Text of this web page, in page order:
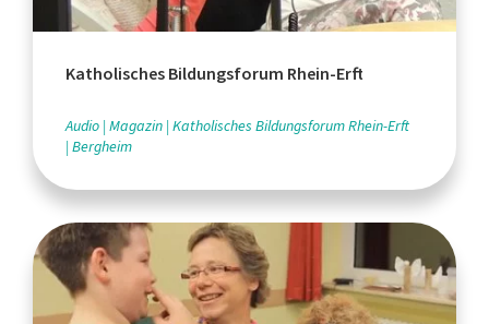
Katholisches Bildungsforum Rhein-Erft
Audio Magazin Katholisches Bildungsforum Rhein-Erft
Bergheim